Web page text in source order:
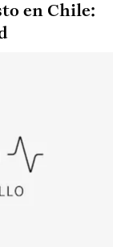
en Chile: